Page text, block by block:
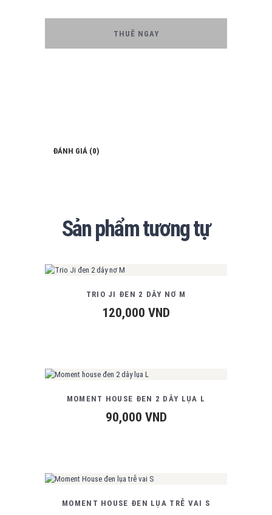
THUÊ NGAY
ĐÁNH GIÁ (0)
Sản phẩm tương tự
TRIO JI ĐEN 2 DÂY NƠ M
120,000 VND
MOMENT HOUSE ĐEN 2 DÂY LỤA L
90,000 VND
MOMENT HOUSE ĐEN LỤA TRỄ VAI S